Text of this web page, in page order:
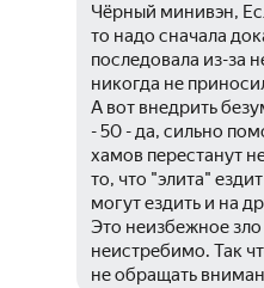
Чёрный минивэн,
то надо сначала
последовала из-за
никогда не
А вот внедрить
- 50 - да, сильно
хамов перестанут
то, что "элита"
могут ездить и на
Это неизбежное
неистребимо. Так
не обращать